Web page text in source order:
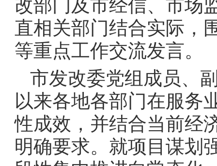
改部门及市经信、市场
直相关部门结合实际，
等重点工作交流发言。
市发改委党组成员、
以来各地各部门在服务
性成效，并结合当前经
明确要求。就项目谋划